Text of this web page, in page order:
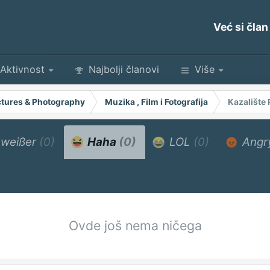
Već si
Najbolji članovi Više
& Photography Muzika , Film i Fotografija Kazalište
(0) Haha (0) LOL (0)
Ovde još nema ničega